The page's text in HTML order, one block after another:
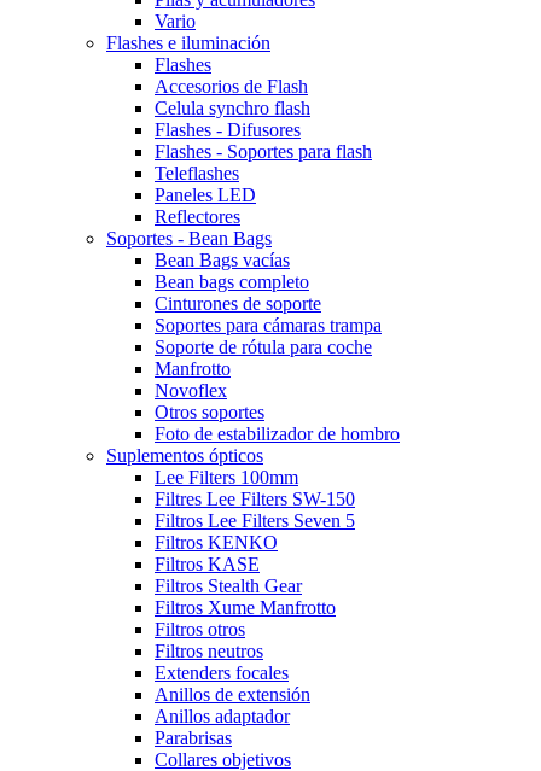
Vario
Flashes e iluminación
Flashes
Accesorios de Flash
Celula synchro flash
Flashes - Difusores
Flashes - Soportes para flash
Teleflashes
Paneles LED
Reflectores
Soportes - Bean Bags
Bean Bags vacías
Bean bags completo
Cinturones de soporte
Soportes para cámaras trampa
Soporte de rótula para coche
Manfrotto
Novoflex
Otros soportes
Foto de estabilizador de hombro
Suplementos ópticos
Lee Filters 100mm
Filtres Lee Filters SW-150
Filtros Lee Filters Seven 5
Filtros KENKO
Filtros KASE
Filtros Stealth Gear
Filtros Xume Manfrotto
Filtros otros
Filtros neutros
Extenders focales
Anillos de extensión
Anillos adaptador
Parabrisas
Collares objetivos